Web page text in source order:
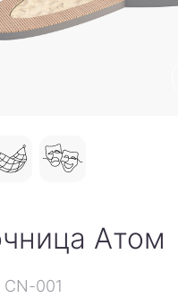
Атом
CN-001